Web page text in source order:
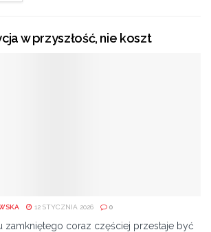
w przyszłość, nie koszt
12 STYCZNIA 2026 0
zamkniętego coraz częściej przestaje być